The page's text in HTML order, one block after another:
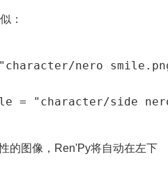
：
nero
= "character/side
的图像，Ren'Py将自动在左下